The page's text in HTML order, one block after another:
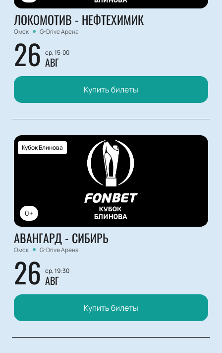
ЛОКОМОТИВ - НЕФТЕХИМИК
Омск G-Drive Арена
26 ср, 15:00
АВГ
Купить билеты
0+
Кубок Блинова
АВАНГАРД - СИБИРЬ
Омск G-Drive Арена
26 ср, 19:30
АВГ
Купить билеты